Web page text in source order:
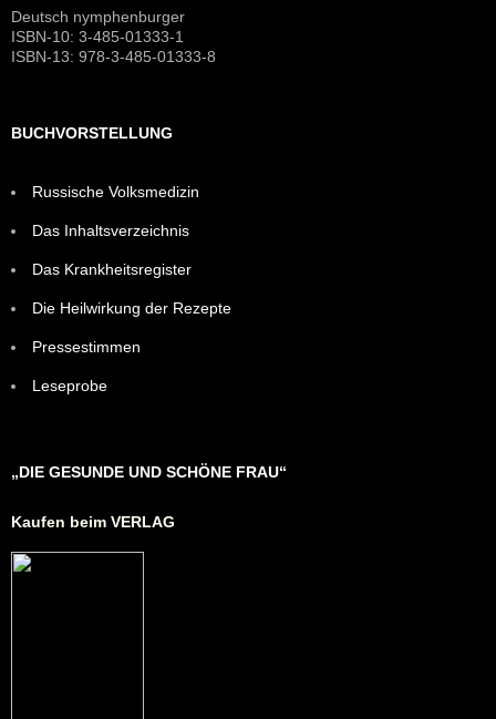
Deutsch nymphenburger
ISBN-10: 3-485-01333-1
ISBN-13: 978-3-485-01333-8
BUCHVORSTELLUNG
Russische Volksmedizin
Das Inhaltsverzeichnis
Das Krankheitsregister
Die Heilwirkung der Rezepte
Pressestimmen
Leseprobe
„DIE GESUNDE UND SCHÖNE FRAU“
Kaufen beim VERLAG